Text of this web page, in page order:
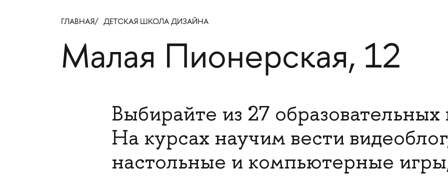
ГЛАВНАЯ ДЕТСКАЯ ШКОЛА ДИЗАЙНА
Малая Пионерская, 12
Выбирайте из 27
На курсах научим вести
настольные и компьютерные